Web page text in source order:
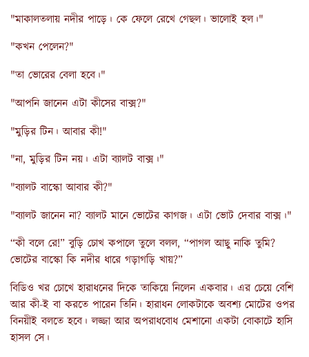
"মাকালতলায় নদীর পাড়ে। কে ফেলে রেখে গেছল। ভালোই হল।"
"কখন পেলেন?"
"তা ভোরের বেলা হবে।"
"আপনি জানেন এটা কীসের বাক্স?"
"মুড়ির টিন। আবার কী!"
"না, মুড়ির টিন নয়। এটা ব্যালট বাক্স।"
"ব্যালট বাস্কো আবার কী?"
"ব্যালট জানেন না? ব্যালট মানে ভোটের কাগজ। এটা ভোট দেবার বাক্স।"
“কী বলে রে!” বুড়ি চোখ কপালে তুলে বলল, “পাগল আছু নাকি তুমি?
ভোটের বাস্কো কি নদীর ধারে গড়াগড়ি খায়?”
বিডিও খর চোখে হারাধনের দিকে তাকিয়ে নিলেন একবার। এর চেয়ে বেশি
আর কী-ই বা করতে পারেন তিনি। হারাধন লোকটাকে অবশ্য মোটের ওপর
বিনয়ীই বলতে হবে। লজ্জা আর অপরাধবোধ মেশানো একটা বোকাটে হাসি
হাসল সে।